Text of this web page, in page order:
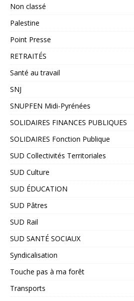
Non classé
Palestine
Point Presse
RETRAITÉS
Santé au travail
SNJ
SNUPFEN Midi-Pyrénées
SOLIDAIRES FINANCES PUBLIQUES
SOLIDAIRES Fonction Publique
SUD Collectivités Territoriales
SUD Culture
SUD ÉDUCATION
SUD Pâtres
SUD Rail
SUD SANTÉ SOCIAUX
Syndicalisation
Touche pas à ma forêt
Transports